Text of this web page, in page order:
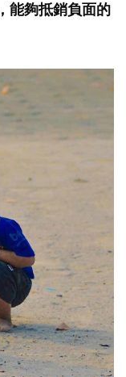
能夠抵銷負面的